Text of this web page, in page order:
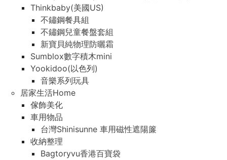
Thinkbaby(美國US)
不鏽鋼餐具組
不鏽鋼兒童餐盤套組
新寶貝純物理防曬霜
Sumblox數字積木mini
Yookidoo(以色列)
音樂系列玩具
居家生活Home
傢飾美化
車用物品
台灣Shinisunne 車用磁性遮陽簾
收納整理
Bagtoryvu香港百寶袋